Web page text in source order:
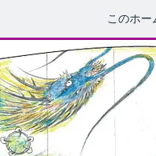
このホー